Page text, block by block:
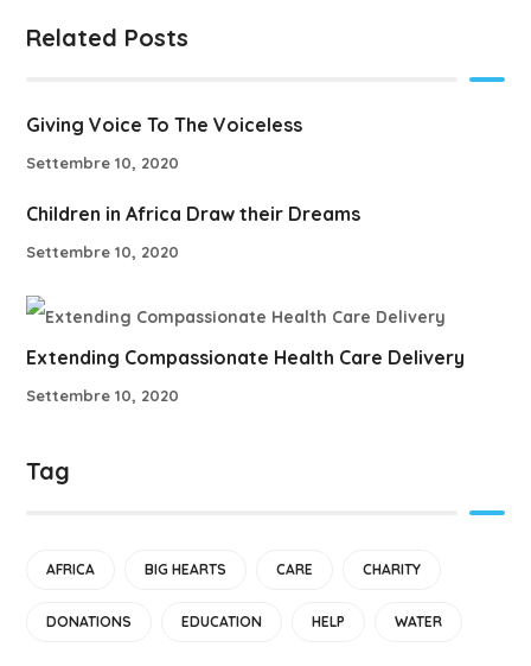
Related Posts
Giving Voice To The Voiceless
Settembre 10, 2020
Children in Africa Draw their Dreams
Settembre 10, 2020
Extending Compassionate Health Care Delivery
Settembre 10, 2020
Tag
AFRICA BIG HEARTS CARE CHARITY
DONATIONS EDUCATION HELP WATER